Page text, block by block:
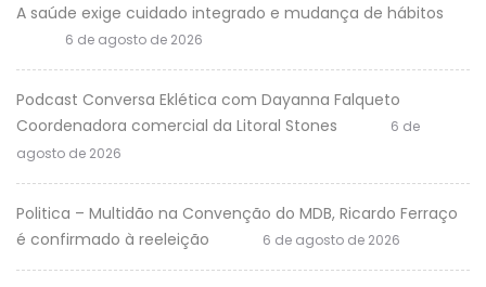
A saúde exige cuidado integrado e mudança de hábitos
6 de agosto de 2026
Podcast Conversa Eklética com Dayanna Falqueto
Coordenadora comercial da Litoral Stones
6 de
agosto de 2026
Politica – Multidão na Convenção do MDB, Ricardo Ferraço
é confirmado à reeleição
6 de agosto de 2026